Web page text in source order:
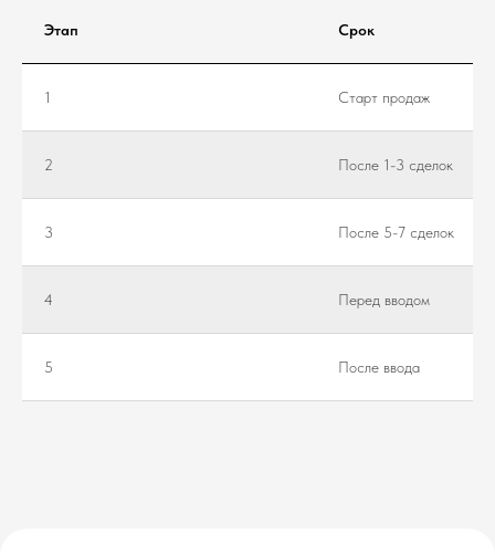
Этап Срок
1 Старт продаж
2 После 1-3 сделок
3 После 5-7 сделок
4 Перед вводом
5 После ввода